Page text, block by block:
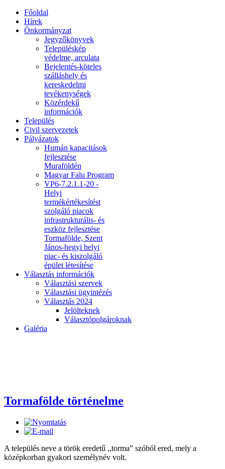
Főoldal
Hírek
Önkormányzat
Jegyzőkönyvek
Településkép
védelme, arculata
Bejelentés-köteles
szálláshely és
kereskedelmi
tevékenységek
Közérdekű
információk
Település
Civil szervezetek
Pályázatok
Humán kapacitások
fejlesztése
Muraföldén
Magyar Falu Program
VP6-7.2.1.1-20 -
Helyi
termékértékesítést
szolgáló piacok
infrastrukturális- és
eszköz fejlesztése
Tormafölde, Szent
János-hegyi helyi
piac- és kiszolgáló
épület létesítése
Választás információk
Választási szervek
Választási ügyintézés
Választás 2024
Jelölteknek
Választópolgároknak
Galéria
Tormafölde történelme
A település neve a török eredetű ,,torma” szóból ered, mely a
középkorban gyakori személynév volt.